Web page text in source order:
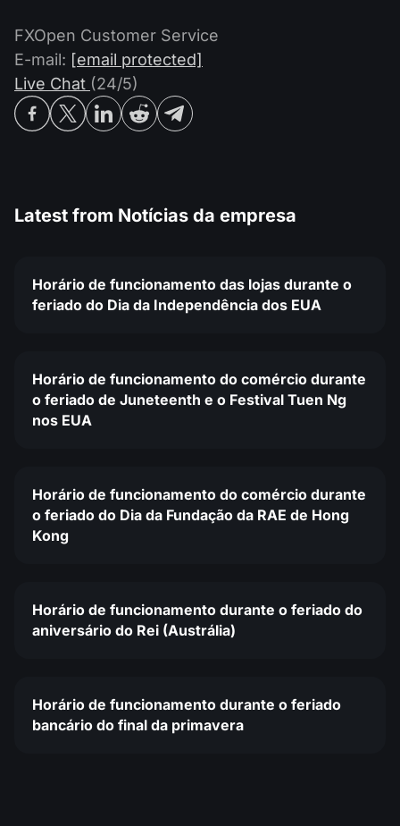
FXOpen Customer Service
E-mail: [email protected]
Live Chat (24/5)
Latest from Notícias da empresa
Horário de funcionamento das lojas durante o
feriado do Dia da Independência dos EUA
Horário de funcionamento do comércio durante
o feriado de Juneteenth e o Festival Tuen Ng
nos EUA
Horário de funcionamento do comércio durante
o feriado do Dia da Fundação da RAE de Hong
Kong
Horário de funcionamento durante o feriado do
aniversário do Rei (Austrália)
Horário de funcionamento durante o feriado
bancário do final da primavera